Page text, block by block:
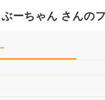
ぶーちゃん さんの